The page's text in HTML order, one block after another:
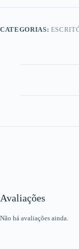
CATEGORIAS:
Avaliações
Não há avaliações ainda.